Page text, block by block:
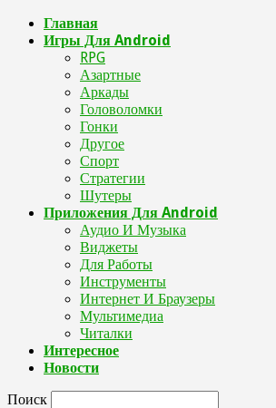
Главная
Игры Для Android
RPG
Азартные
Аркады
Головоломки
Гонки
Другое
Спорт
Стратегии
Шутеры
Приложения Для Android
Аудио И Музыка
Виджеты
Для Работы
Инструменты
Интернет И Браузеры
Мультимедиа
Читалки
Интересное
Новости
Поиск